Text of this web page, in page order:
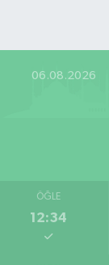
06.08.2026
ÖĞLE
12:34